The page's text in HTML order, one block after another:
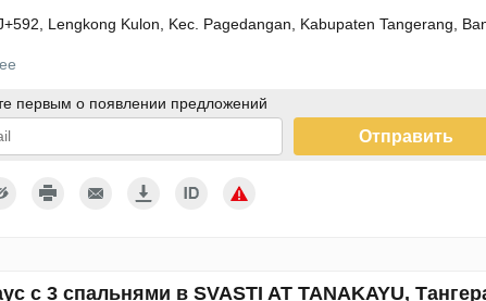
Lengkong Kulon, Kec. Pagedangan, Kabupaten Tangerang,
первым о появлении предложений
Отправить
с 3 спальнями в SVASTI AT TANAKAYU,